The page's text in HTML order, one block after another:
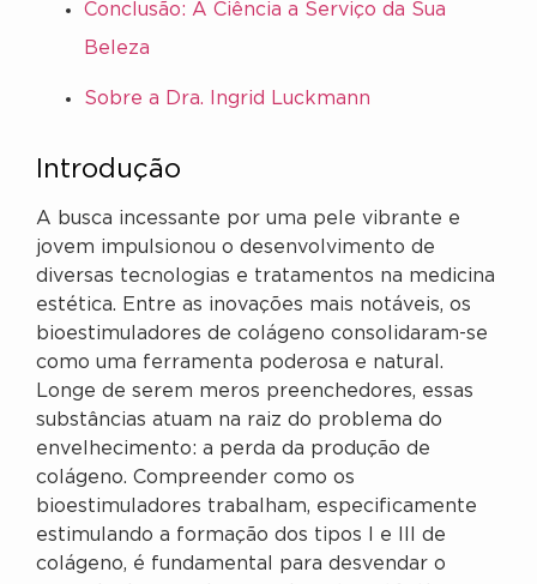
Conclusão: A Ciência a Serviço da Sua
Beleza
Sobre a Dra. Ingrid Luckmann
Introdução
A busca incessante por uma pele vibrante e
jovem impulsionou o desenvolvimento de
diversas tecnologias e tratamentos na medicina
estética. Entre as inovações mais notáveis, os
bioestimuladores de colágeno consolidaram-se
como uma ferramenta poderosa e natural.
Longe de serem meros preenchedores, essas
substâncias atuam na raiz do problema do
envelhecimento: a perda da produção de
colágeno. Compreender como os
bioestimuladores trabalham, especificamente
estimulando a formação dos tipos I e III de
colágeno, é fundamental para desvendar o